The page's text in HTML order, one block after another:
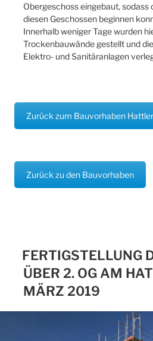
Obergeschoss eingebaut, sodass
diesen Geschossen beginnen
Innerhalb weniger Tage wurden
Trockenbauwände gestellt und
Elektro- und Sanitäranlagen
Zurück zum Bauvorhaben
Zurück zu den Bauvorhaben
FERTIGSTELLUNG
ÜBER 2. OG AM
MÄRZ 2019